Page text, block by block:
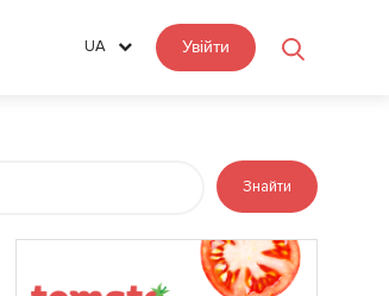
UA Увійти
Знайти